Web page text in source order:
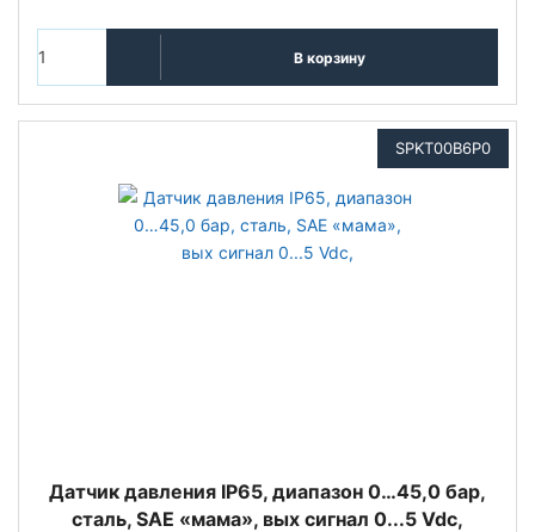
В корзину
SPKT00B6P0
Датчик давления IP65, диапазон 0…45,0 бар,
сталь, SAE «мама», вых сигнал 0...5 Vdc,